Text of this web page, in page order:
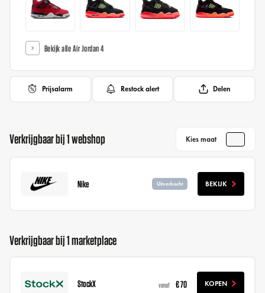
Bekijk alle Air Jordan 4
Prijsalarm Restock alert Delen
Verkrijgbaar bij 1 webshop Kies maat
Nike Uitverkocht BEKIJK
Verkrijgbaar bij 1 marketplace
StockX vanaf € 70 KOPEN